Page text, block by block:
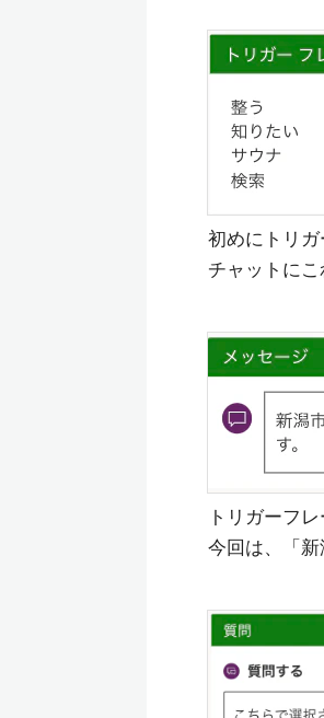
初めにトリガ
チャットに
トリガーフ
今回は、「